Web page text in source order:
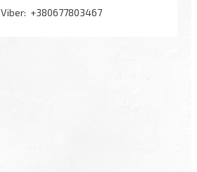
Viber +380677803467